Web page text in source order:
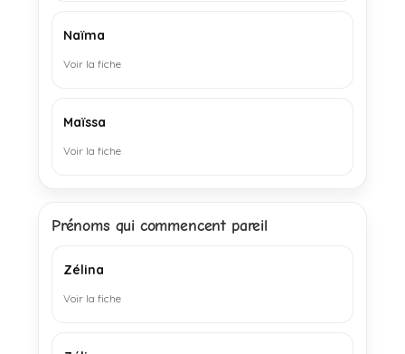
Naïma
Voir la fiche
Maïssa
Voir la fiche
Prénoms qui commencent pareil
Zélina
Voir la fiche